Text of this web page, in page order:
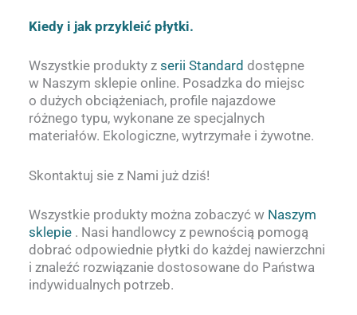
Kiedy i jak przykleić płytki.
Wszystkie produkty zserii Standard dostępne
w Naszym sklepie online. Posadzka do miejsc
o dużych obciążeniach, profile najazdowe
różnego typu, wykonane ze specjalnych
materiałów. Ekologiczne, wytrzymałe i żywotne.
Skontaktuj sie z Nami już dziś!
Wszystkie produkty można zobaczyć w Naszym
sklepie . Nasi handlowcy z pewnością pomogą
dobrać odpowiednie płytki do każdej nawierzchni
i znaleźć rozwiązanie dostosowane do Państwa
indywidualnych potrzeb.